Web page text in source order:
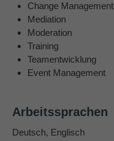
Change Management
Mediation
Moderation
Training
Teamentwicklung
Event Management
Arbeitssprachen
Deutsch, Englisch